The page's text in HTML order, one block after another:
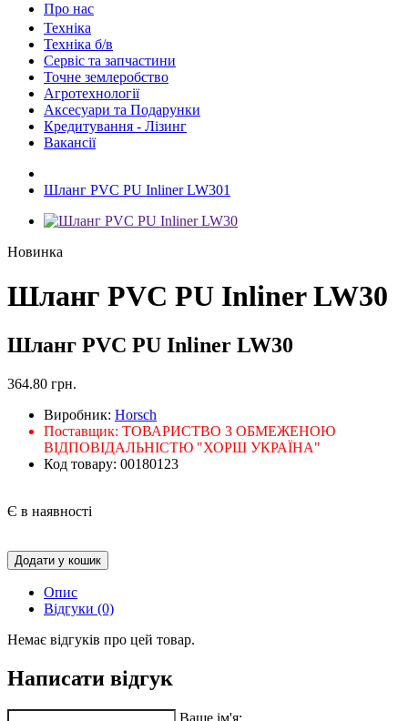
Про нас
Техніка
Техніка б/в
Сервіс та запчастини
Точне землеробство
Агротехнології
Аксесуари та Подарунки
Кредитування - Лізинг
Вакансії
Шланг PVC PU Inliner LW301
Новинка
Шланг PVC PU Inliner LW30
Шланг PVC PU Inliner LW30
364.80 грн.
Виробник: Horsch
Поставщик: ТОВАРИСТВО З ОБМЕЖЕНОЮ
ВІДПОВІДАЛЬНІСТЮ "ХОРШ УКРАЇНА"
Код товару: 00180123
Є в наявності
Додати у кошик
Опис
Відгуки (0)
Немає відгуків про цей товар.
Написати відгук
Ваше ім'я: